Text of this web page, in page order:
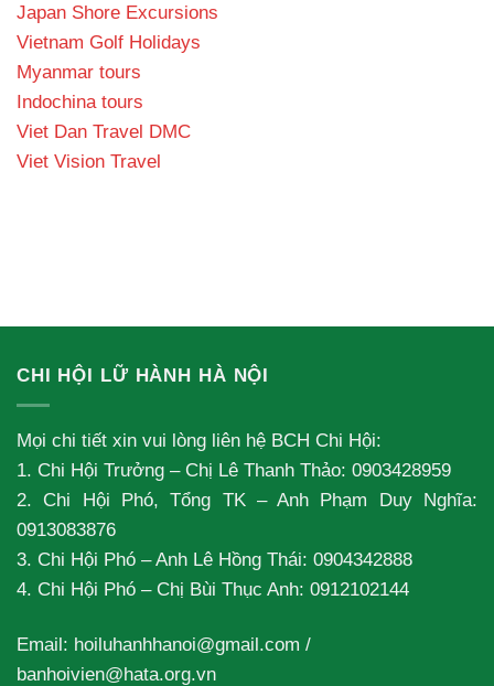
Japan Shore Excursions
Vietnam Golf Holidays
Myanmar tours
Indochina tours
Viet Dan Travel DMC
Viet Vision Travel
CHI HỘI LỮ HÀNH HÀ NỘI
Mọi chi tiết xin vui lòng liên hệ BCH Chi Hội:
1. Chi Hội Trưởng – Chị Lê Thanh Thảo: 0903428959
2. Chi Hội Phó, Tổng TK – Anh Phạm Duy Nghĩa:
0913083876
3. Chi Hội Phó – Anh Lê Hồng Thái: 0904342888
4. Chi Hội Phó – Chị Bùi Thục Anh: 0912102144
Email: hoiluhanhhanoi@gmail.com /
banhoivien@hata.org.vn